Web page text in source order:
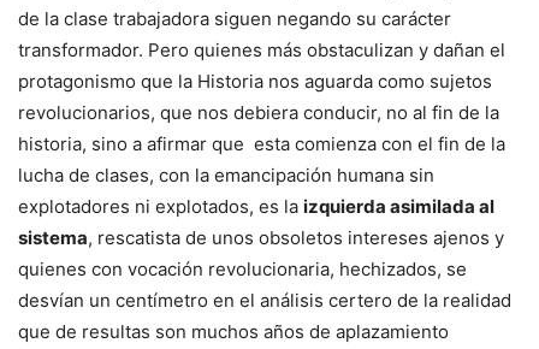
de la clase trabajadora siguen negando su carácter
transformador. Pero quienes más obstaculizan y dañan el
protagonismo que la Historia nos aguarda como sujetos
revolucionarios, que nos debiera conducir, no al fin de la
historia, sino a afirmar que esta comienza con el fin de la
lucha de clases, con la emancipación humana sin
explotadores ni explotados, es la izquierda asimilada al
sistema, rescatista de unos obsoletos intereses ajenos y
quienes con vocación revolucionaria, hechizados, se
desvían un centímetro en el análisis certero de la realidad
que de resultas son muchos años de aplazamiento